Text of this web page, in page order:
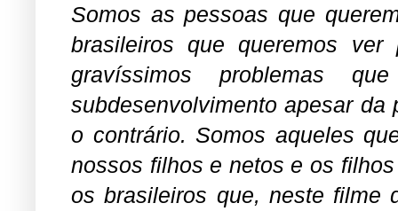
Somos as pessoas que
brasileiros que queremos ver
gravíssimos problemas
subdesenvolvimento apesar
o contrário. Somos aqueles
nossos filhos e netos e os
os brasileiros que, neste filme